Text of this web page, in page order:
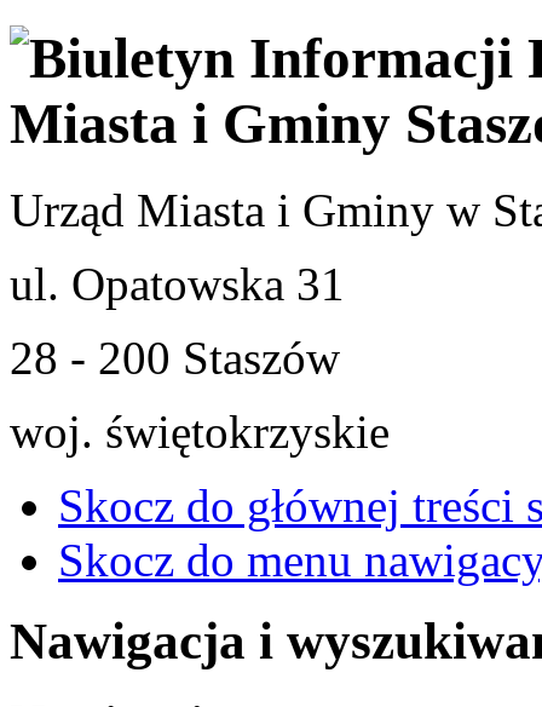
Urząd Miasta i Gminy w
ul. Opatowska 31
28 - 200 Staszów
woj. świętokrzyskie
Skocz do głównej treści
Skocz do menu
Nawigacja i